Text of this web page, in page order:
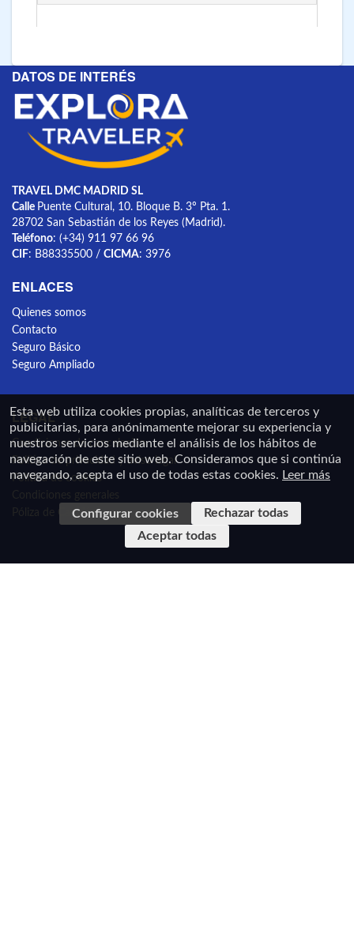
DATOS DE INTERÉS
TRAVEL DMC MADRID SL
Calle Puente Cultural, 10. Bloque B. 3º Pta. 1.
28702 San Sebastián de los Reyes (Madrid).
Teléfono: (+34) 911 97 66 96
CIF: B88335500 / CICMA: 3976
ENLACES
Quienes somos
Contacto
Seguro Básico
Seguro Ampliado
LEGAL
Condiciones de cancelación
Política de privacidad y aviso legal
Política de cookies
Póliza de Caución
Esta web utiliza cookies propias, analíticas de terceros y
publicitarias, para anónimamente mejorar su experiencia y
nuestros servicios mediante el análisis de los hábitos de
navegación de este sitio web. Consideramos que si continúa
navegando, acepta el uso de todas estas cookies. Leer más
Configurar cookies
Rechazar todas
Aceptar todas